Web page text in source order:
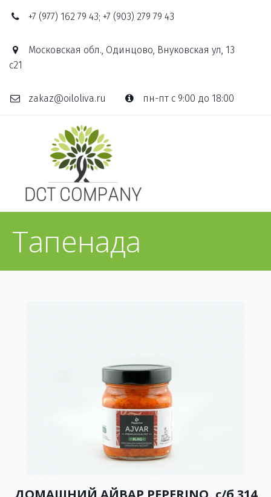
+7 (977) 162 79 43; +7 (903) 279 79 43
Московская обл., Одинцово, Внуковская ул, 13
с21
zakaz@oiloliva.ru пн-пт с 9:00 до 18:00
Тапенада